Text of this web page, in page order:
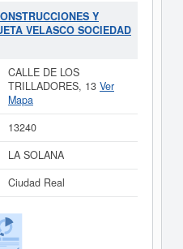
Y
VELASCO SOCIEDAD
CALLE DE LOS
TRILLADORES, 13 Ver
Mapa
13240
LA SOLANA
Ciudad Real